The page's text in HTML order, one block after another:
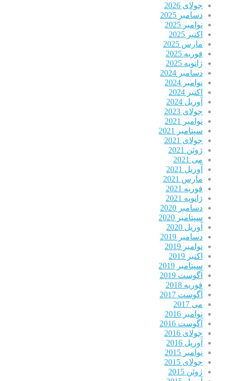
جولای 2026
دسامبر 2025
نوامبر 2025
اکتبر 2025
مارس 2025
فوریه 2025
ژانویه 2025
دسامبر 2024
نوامبر 2024
اکتبر 2024
آوریل 2024
جولای 2023
نوامبر 2021
سپتامبر 2021
جولای 2021
ژوئن 2021
می 2021
آوریل 2021
مارس 2021
فوریه 2021
ژانویه 2021
دسامبر 2020
سپتامبر 2020
آوریل 2020
دسامبر 2019
نوامبر 2019
اکتبر 2019
سپتامبر 2019
آگوست 2019
فوریه 2018
آگوست 2017
می 2017
نوامبر 2016
آگوست 2016
جولای 2016
آوریل 2016
نوامبر 2015
جولای 2015
ژوئن 2015